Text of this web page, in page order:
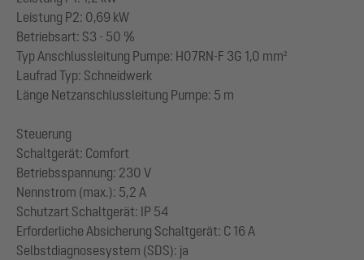
Leistung P2: 0,69 kW
Betriebsart: S3 - 50 %
Typ Anschlussleitung Pumpe: H07RN-F 3G 1,0 mm²
Laufrad Typ: Schneidwerk
Länge Netzanschlussleitung Pumpe: 5 m
Steuerung
Schaltgerät: Comfort
Betriebsspannung: 230 V
Nennstrom (max.): 5,2 A
Schutzart Schaltgerät: IP 54
Erforderliche Absicherung Schaltgerät: C 16 A
Selbstdiagnosesystem (SDS): ja